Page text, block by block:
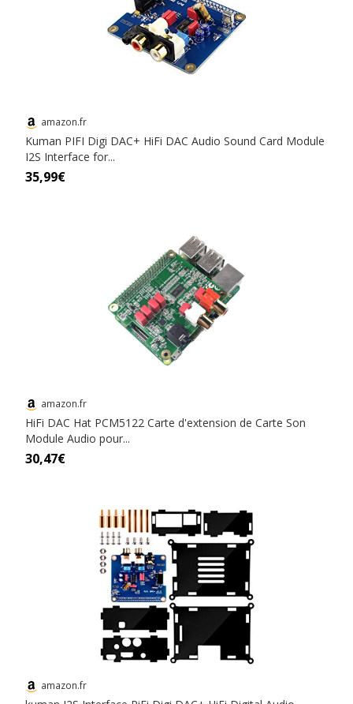
amazon.fr
Kuman PIFI Digi DAC+ HiFi DAC Audio Sound Card Module
I2S Interface for...
35,99€
amazon.fr
HiFi DAC Hat PCM5122 Carte d'extension de Carte Son
Module Audio pour...
30,47€
amazon.fr